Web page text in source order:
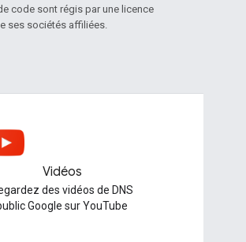
code sont régis par une licence
ses sociétés affiliées.
Vidéos
des vidéos de DNS
Google sur YouTube